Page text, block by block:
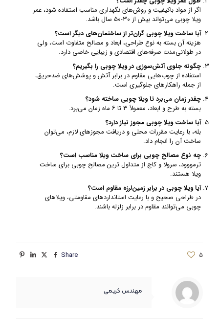
اگر از مواد باکیفیت و روش‌های نگهداری مناسب استفاده شود، عمر
ویلا چوبی می‌تواند بیش از ۳۰-۵۰ سال باشد.
آیا ساخت ویلا چوبی گران‌تر از ساختمان‌های دیگر است؟
هزینه آن بسته به نوع طراحی، ابعاد و مصالح متفاوت است، ولی
در طولانی‌مدت صرفه‌های اقتصادی و زیبایی خاصی دارد.
چگونه جلوی آتش‌سوزی در ویلا چوبی را بگیریم؟
استفاده از چوب‌هایی مقاوم در برابر آتش و پوشش‌های ضدحریق،
از جمله راهکارهای جلوگیری است.
چقدر زمان می‌برد تا ویلا چوبی ساخته شود؟
بسته به طرح و ابعاد، معمولاً ۳ تا ۶ ماه زمان می‌برد.
آیا ساخت ویلا چوبی مجوز نیاز دارد؟
بله، با رعایت مقررات محلی و دریافت مجوزهای لازم، می‌توان
ساخت آن را انجام داد.
چه نوع مصالح چوبی برای ساخت ویلا مناسب است؟
ترمووود، سرولا و کاج از متداول ترین مصالح چوبی برای ساخت
ویلا هستند.
آیا ویلا چوبی در برابر زمین‌لرزه مقاوم است؟
در طراحی صحیح و با رعایت استانداردهای مقاومتی، ویلاهای
چوبی می‌توانند مقاوم در برابر زلزله باشند.
Share 5
مهندس کریمی